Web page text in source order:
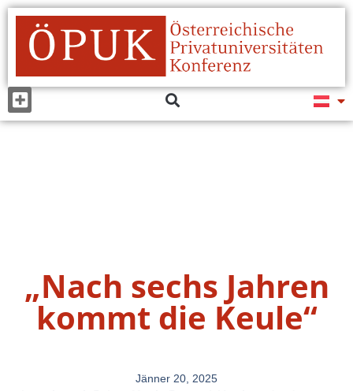
„Nach sechs Jahren
kommt die Keule“
Jänner 20, 2025